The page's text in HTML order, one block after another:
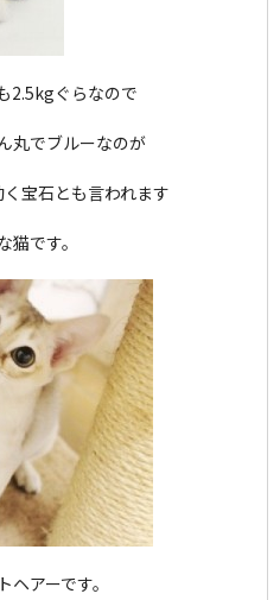
2.5kgぐらなので
丸でブルーなのが
宝石とも言われます
です。
アーです。